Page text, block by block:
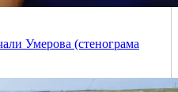
Умерова (стенограма